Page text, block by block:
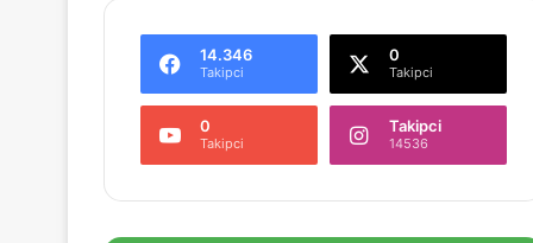
14.346
Takipci
0
Takipci
0
Takipci
Takipci
14536